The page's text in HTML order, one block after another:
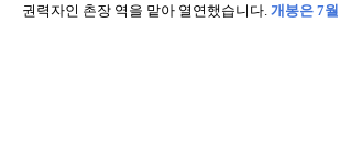
권력자인 촌장 역을 맡아 열연했습니다 개봉은 7